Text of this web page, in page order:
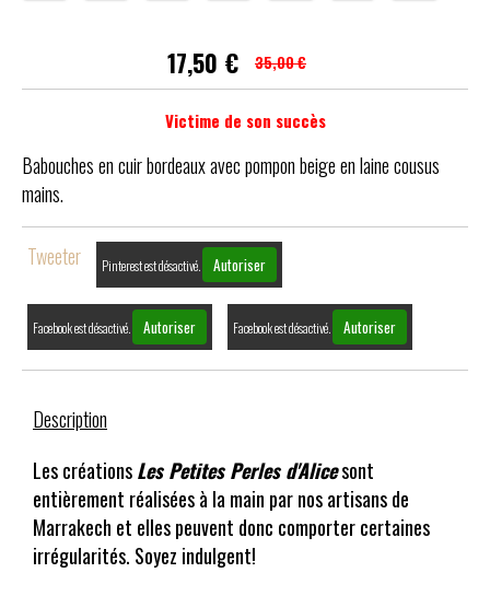
17,50 € 35,00 €
Victime de son succès
Babouches en cuir bordeaux avec pompon beige en laine cousus
mains.
Tweeter Pinterest est désactivé. Autoriser
Facebook est désactivé. Autoriser Facebook est désactivé. Autoriser
Description
Les créationsLes Petites Perles d'Alicesont
entièrement réalisées à la main par nos artisans de
Marrakech et elles peuvent donc comporter certaines
irrégularités. Soyez indulgent!